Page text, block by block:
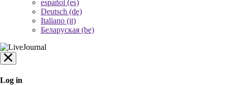
español (es)
Deutsch (de)
Italiano (it)
Беларуская (be)
Log in